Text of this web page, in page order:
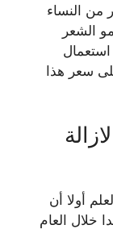
من النساء
الشعر
سعر هذا
أولا أن
خلال العام